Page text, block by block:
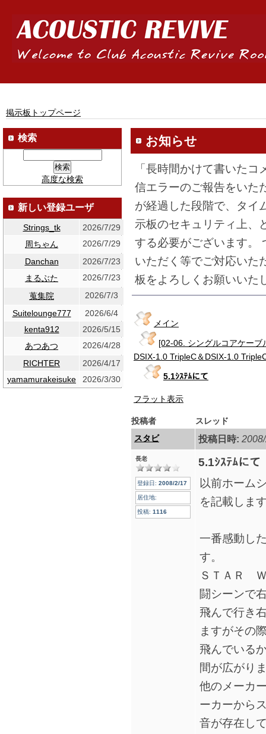
掲示板トップページ
お知らせ
「長時間かけて書いた
信エラーのご報告をいた
が経過した段階で、タイ
示板のセキュリティ上、
する必要がございます。
いただく等でご対応いた
板をよろしくお願いいた
メイン
[02-06. シングルコアケー
DSIX-1.0 TripleC＆DSIX-1.0
5.1ｼｽﾃﾑにて
フラット表示
投稿者
スレッド
スタビ
投稿日時:
長老
登録日: 2008/2/17
居住地:
投稿: 1116
5.1ｼｽﾃﾑにて
以前ホーム
を記載しま
一番感動し
す。
ＳＴＡＲ
闘シーンで
飛んで行き
ますがその
飛んでいる
間が広がり
他のメーカ
ーカーから
音が存在し
検索
高度な検索
新しい登録ユーザ
Strings_tk
2026/7/29
周ちゃん
2026/7/29
Danchan
2026/7/23
まるぶた
2026/7/23
蒐集院
2026/7/3
Suitelounge777
2026/6/4
kenta912
2026/5/15
あつあつ
2026/4/28
RICHTER
2026/4/17
yamamurakeisuke
2026/3/30